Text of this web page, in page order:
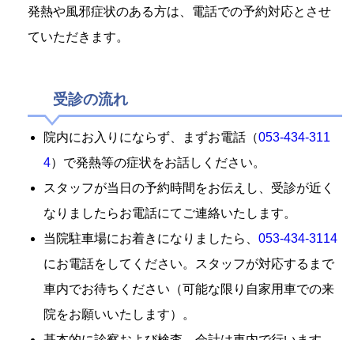
発熱や風邪症状のある方は、電話での予約対応とさせ
ていただきます。
受診の流れ
院内にお入りにならず、まずお電話（053-434-311
4）で発熱等の症状をお話しください。
スタッフが当日の予約時間をお伝えし、受診が近く
なりましたらお電話にてご連絡いたします。
当院駐車場にお着きになりましたら、 053-434-3114
にお電話をしてください。スタッフが対応するまで
車内でお待ちください（可能な限り自家用車での来
院をお願いいたします）。